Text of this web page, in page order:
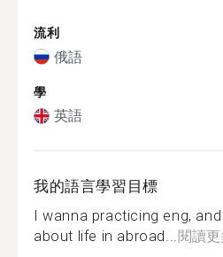
流利
俄語
學
英語
我的語言學習目標
I wanna practicing eng,
about life in abroad...閱讀更